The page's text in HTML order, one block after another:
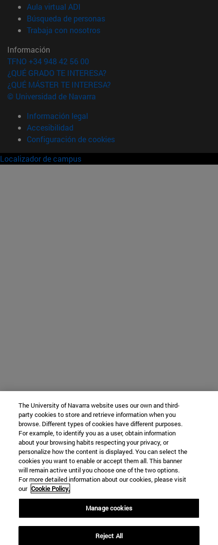
Aula virtual ADI
Búsqueda de personas(abre en nueva ventana)
Trabaja con nosotros(abre en nueva ventana)
Información
TFNO +34 948 42 56 00
¿QUÉ GRADO TE INTERESA?
¿QUÉ MÁSTER TE INTERESA?
© Universidad de Navarra
Información legal
Accesibilidad
Configuración de cookies
Localizador de campus
The University of Navarra website uses our own and third-
party cookies to store and retrieve information when you
browse. Different types of cookies have different purposes.
For example, to identify you as a user, obtain information
about your browsing habits respecting your privacy, or
personalize how the content is displayed. You can select the
cookies you want to enable or accept them all. This banner
will remain active until you choose one of the two options.
For more detailed information about our cookies, please visit
our Cookie Policy.
Manage cookies
Reject All